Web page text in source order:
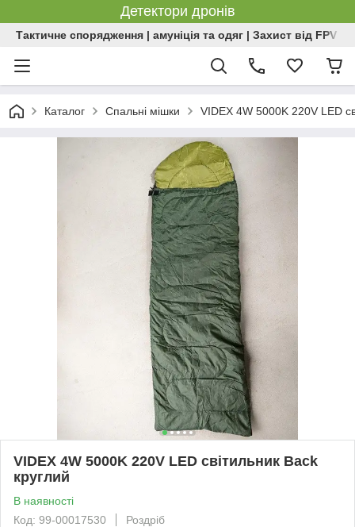
Детектори дронів
Тактичне спорядження | амуніція та одяг | Захист від FPV |
Каталог Спальні мішки VIDEX 4W 5000K 220V LED
VIDEX 4W 5000K 220V LED світильник Back
круглий
В наявності
Код: 99-00017530
Роздріб